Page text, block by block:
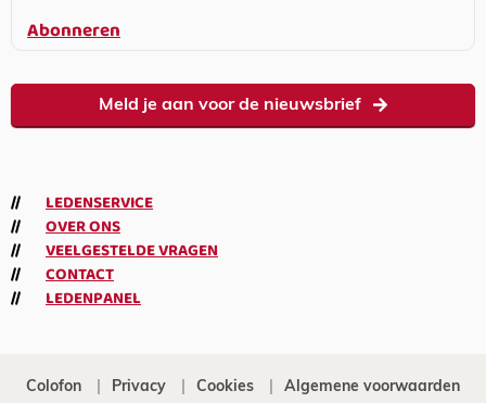
Abonneren
Meld je aan voor de nieuwsbrief
LEDENSERVICE
OVER ONS
VEELGESTELDE VRAGEN
CONTACT
LEDENPANEL
Colofon Privacy Cookies Algemene voorwaarden